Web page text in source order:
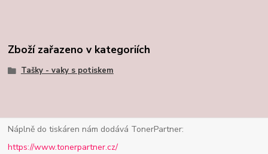
Zboží zařazeno v kategoriích
Tašky - vaky s potiskem
Náplně do tiskáren nám dodává TonerPartner:
https://www.tonerpartner.cz/